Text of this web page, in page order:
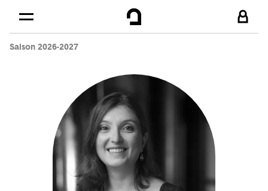
Skip to
Saison 2026-2027